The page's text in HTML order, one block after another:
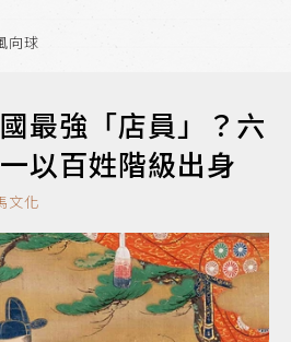
向球
最強「店員」？六
以百姓階級出身
文化